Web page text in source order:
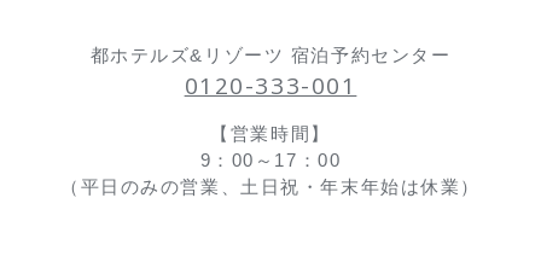
都ホテルズ&リゾーツ 宿泊予約センター
0120-333-001
【営業時間】
9：00～17：00
（平日のみの営業、土日祝・年末年始は休業）